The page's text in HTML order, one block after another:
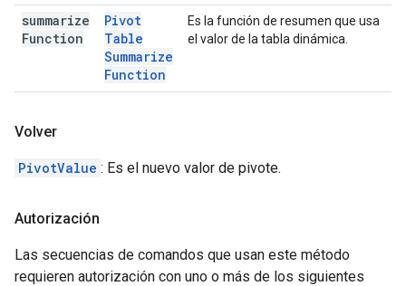
summarize
Function
Pivot
Table
Summarize
Function
Es la función de resumen que usa
el valor de la tabla dinámica.
Volver
PivotValue : Es el nuevo valor de pivote.
Autorización
Las secuencias de comandos que usan este método
requieren autorización con uno o más de los siguientes